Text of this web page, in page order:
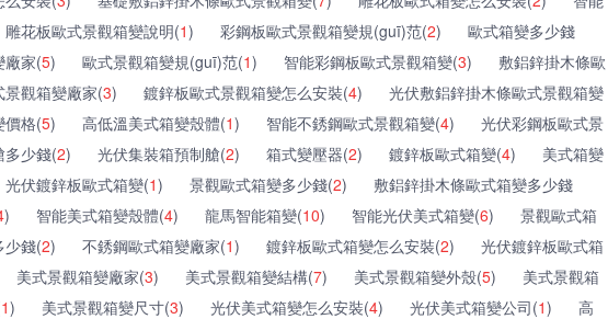
雕花板歐式景觀箱變說明(1) 彩鋼板歐式景觀箱變規(guī)范(2)
歐式箱變多少錢
廠家(5) 歐式景觀箱變規(guī)范(1) 智能彩鋼板歐式景觀箱變(3)
敷鋁鋅掛木條歐
景觀箱變廠家(3) 鍍鋅板歐式景觀箱變怎么安裝(4)
光伏敷鋁鋅掛木條歐式景觀箱變
價格(5) 高低溫美式箱變殼體(1) 智能不銹鋼歐式景觀箱變(4)
光伏彩鋼板歐式景
多少錢(2) 光伏集裝箱預制艙(2) 箱式變壓器(2) 鍍鋅板歐式箱變(4)
美式箱變
光伏鍍鋅板歐式箱變(1) 景觀歐式箱變多少錢(2)
敷鋁鋅掛木條歐式箱變多少錢
) 智能美式箱變殼體(4) 龍馬智能箱變(10) 智能光伏美式箱變(6)
景觀歐式箱
少錢(2) 不銹鋼歐式箱變廠家(1) 鍍鋅板歐式箱變怎么安裝(2)
光伏鍍鋅板歐式箱
美式景觀箱變廠家(3) 美式景觀箱變結構(7) 美式景觀箱變外殼(5)
美式景觀箱
1) 美式景觀箱變尺寸(3) 光伏美式箱變怎么安裝(4) 光伏美式箱變公司(1)
高